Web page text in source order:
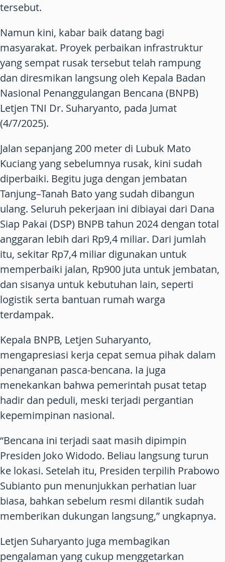
tersebut.
Namun kini, kabar baik datang bagi
masyarakat. Proyek perbaikan infrastruktur
yang sempat rusak tersebut telah rampung
dan diresmikan langsung oleh Kepala Badan
Nasional Penanggulangan Bencana (BNPB)
Letjen TNI Dr. Suharyanto, pada Jumat
(4/7/2025).
Jalan sepanjang 200 meter di Lubuk Mato
Kuciang yang sebelumnya rusak, kini sudah
diperbaiki. Begitu juga dengan jembatan
Tanjung–Tanah Bato yang sudah dibangun
ulang. Seluruh pekerjaan ini dibiayai dari Dana
Siap Pakai (DSP) BNPB tahun 2024 dengan total
anggaran lebih dari Rp9,4 miliar. Dari jumlah
itu, sekitar Rp7,4 miliar digunakan untuk
memperbaiki jalan, Rp900 juta untuk jembatan,
dan sisanya untuk kebutuhan lain, seperti
logistik serta bantuan rumah warga
terdampak.
Kepala BNPB, Letjen Suharyanto,
mengapresiasi kerja cepat semua pihak dalam
penanganan pasca-bencana. Ia juga
menekankan bahwa pemerintah pusat tetap
hadir dan peduli, meski terjadi pergantian
kepemimpinan nasional.
“Bencana ini terjadi saat masih dipimpin
Presiden Joko Widodo. Beliau langsung turun
ke lokasi. Setelah itu, Presiden terpilih Prabowo
Subianto pun menunjukkan perhatian luar
biasa, bahkan sebelum resmi dilantik sudah
memberikan dukungan langsung,” ungkapnya.
Letjen Suharyanto juga membagikan
pengalaman yang cukup menggetarkan